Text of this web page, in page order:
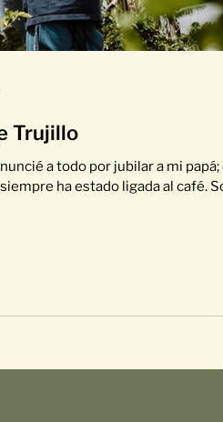
Trujillo
a todo por jubilar a mi papá;
ha estado ligada al café.